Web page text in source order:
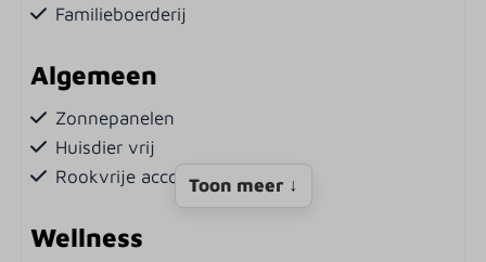
Familieboerderij
Algemeen
Zonnepanelen
Huisdier vrij
Rookvrije accommodatie
Wellness
Toon meer ↓